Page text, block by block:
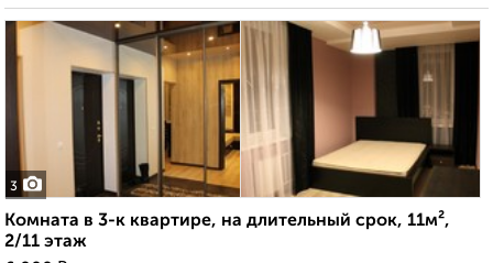
3
Комната в 3-к квартире, на длительный срок, 11м²,
2/11 этаж